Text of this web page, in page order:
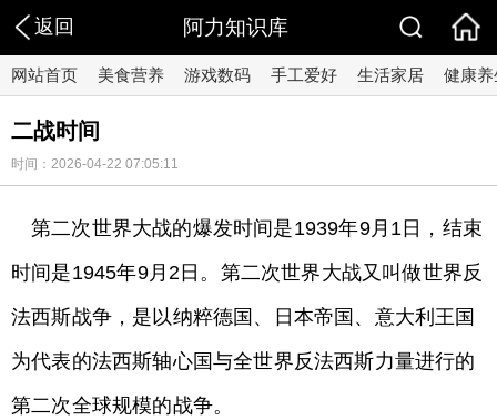
返回 阿力知识库
网站首页 美食营养 游戏数码 手工爱好 生活家居 健康养
二战时间
时间：2026-04-22 07:05:11
第二次世界大战的爆发时间是1939年9月1日，结束
时间是1945年9月2日。第二次世界大战又叫做世界反
法西斯战争，是以纳粹德国、日本帝国、意大利王国
为代表的法西斯轴心国与全世界反法西斯力量进行的
第二次全球规模的战争。